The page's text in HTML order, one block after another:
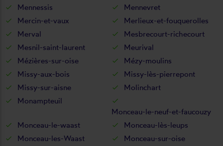
Mennessis
Mennevret
Mercin-et-vaux
Merlieux-et-fouquerolles
Merval
Mesbrecourt-richecourt
Mesnil-saint-laurent
Meurival
Mézières-sur-oise
Mézy-moulins
Missy-aux-bois
Missy-lès-pierrepont
Missy-sur-aisne
Molinchart
Monampteuil
Monceau-le-neuf-et-faucouzy
Monceau-le-waast
Monceau-lès-leups
Monceau-les-Waast
Monceau-sur-oise